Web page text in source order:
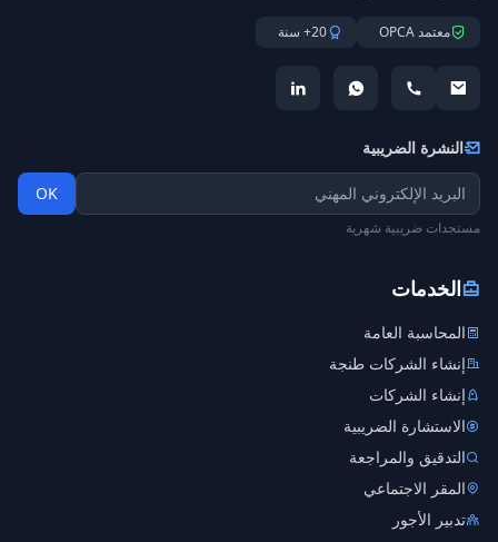
معتمد OPCA 20+ سنة
النشرة الضريبية
OK
مستجدات ضريبية شهرية
الخدمات
المحاسبة العامة
إنشاء الشركات طنجة
إنشاء الشركات
الاستشارة الضريبية
التدقيق والمراجعة
المقر الاجتماعي
تدبير الأجور